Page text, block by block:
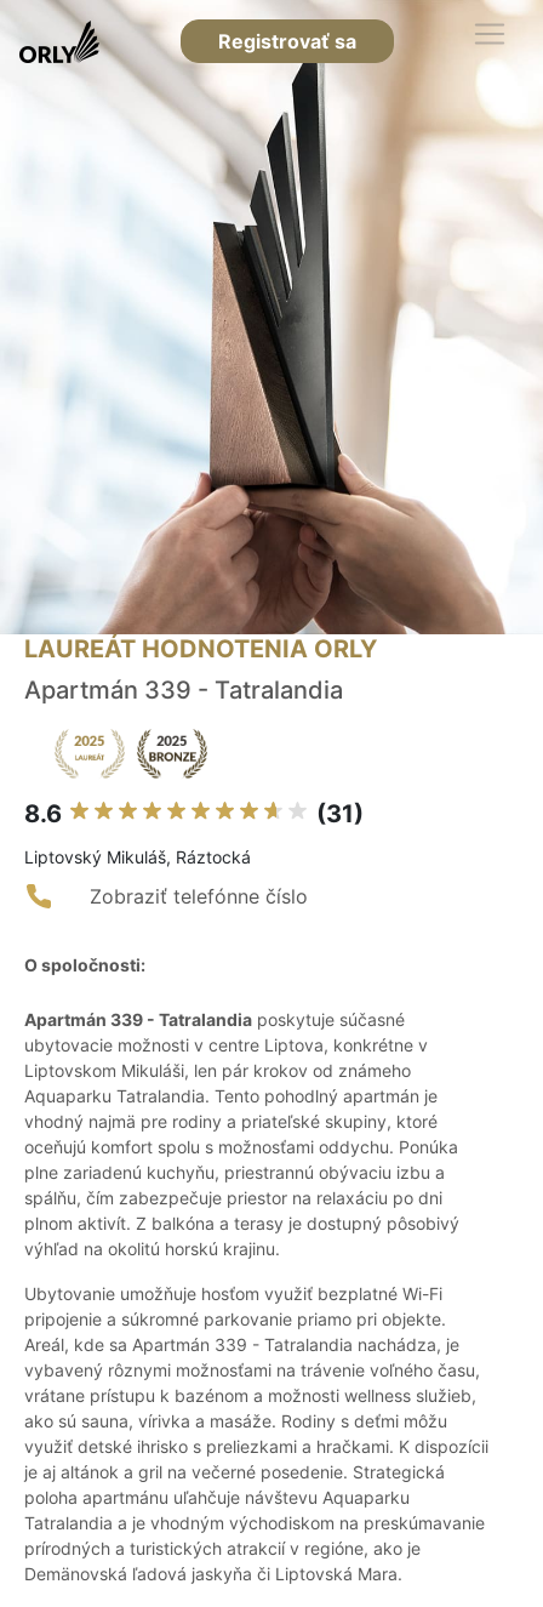
Registrovať sa
LAUREÁT HODNOTENIA ORLY
Apartmán 339 - Tatralandia
8.6 (31)
Liptovský Mikuláš, Ráztocká
Zobraziť telefónne číslo
O spoločnosti:
Apartmán 339 - Tatralandia poskytuje súčasné
ubytovacie možnosti v centre Liptova, konkrétne v
Liptovskom Mikuláši, len pár krokov od známeho
Aquaparku Tatralandia. Tento pohodlný apartmán je
vhodný najmä pre rodiny a priateľské skupiny, ktoré
oceňujú komfort spolu s možnosťami oddychu. Ponúka
plne zariadenú kuchyňu, priestrannú obývaciu izbu a
spálňu, čím zabezpečuje priestor na relaxáciu po dni
plnom aktivít. Z balkóna a terasy je dostupný pôsobivý
výhľad na okolitú horskú krajinu.
Ubytovanie umožňuje hosťom využiť bezplatné Wi-Fi
pripojenie a súkromné parkovanie priamo pri objekte.
Areál, kde sa Apartmán 339 - Tatralandia nachádza, je
vybavený rôznymi možnosťami na trávenie voľného času,
vrátane prístupu k bazénom a možnosti wellness služieb,
ako sú sauna, vírivka a masáže. Rodiny s deťmi môžu
využiť detské ihrisko s preliezkami a hračkami. K dispozícii
je aj altánok a gril na večerné posedenie. Strategická
poloha apartmánu uľahčuje návštevu Aquaparku
Tatralandia a je vhodným východiskom na preskúmavanie
prírodných a turistických atrakcií v regióne, ako je
Demänovská ľadová jaskyňa či Liptovská Mara.